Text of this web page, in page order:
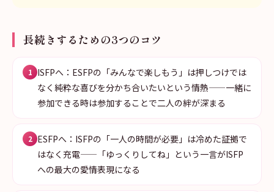
長続きするための3つのコツ
1
ISFPへ：ESFPの「みんなで楽しもう」は押しつけでは
なく純粋な喜びを分かち合いたいという情熱——一緒に
参加できる時は参加することで二人の絆が深まる
2 ESFPへ：ISFPの「一人の時間が必要」は冷めた証拠で
はなく充電——「ゆっくりしてね」という一言がISFP
への最大の愛情表現になる